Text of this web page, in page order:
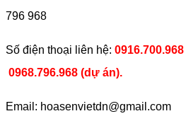
796 968
​Số điện thoại liên hệ:
0968.796.968 (dự án).
Email: hoasenvietdn@gmail.com